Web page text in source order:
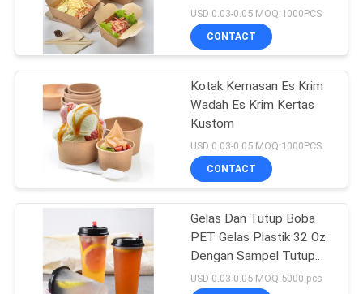
Wadah
Penyimpanan
Serbuk Cuci Plastik
21
10
Biodegradable
USD 0.03-0.05 MOQ:1000PCS
CONTACT
Kotak Kemasan Es Krim
Wadah Es Krim Kertas
Kustom
USD 0.03-0.05 MOQ:1000PCS
CONTACT
Gelas Dan Tutup Boba
PET Gelas Plastik 32 Oz
Dengan Sampel Tutup
Secara Gratis
USD 0.03-0.05 MOQ:5000 pcs